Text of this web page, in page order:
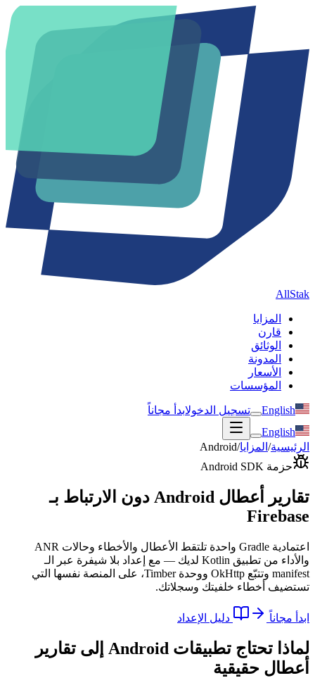
AllStak
المزايا
قارن
الوثائق
المدونة
الأسعار
المؤسسات
English تسجيل الدخولابدأ مجاناً
English
الرئيسية/ المزايا/
Android
حزمة Android SDK
تقارير أعطال Android دون الارتباط بـ
Firebase
اعتمادية Gradle واحدة تلتقط الأعطال والأخطاء وحالات ANR
والأداء من تطبيق Kotlin لديك — مع إعداد بلا شيفرة عبر الـ
manifest وتتبّع OkHttp ووحدة Timber، على المنصة نفسها التي
تستضيف أخطاء خلفيتك وسجلاتك.
ابدأ مجاناً دليل الإعداد
لماذا تحتاج تطبيقات Android إلى تقارير
أعطال حقيقية